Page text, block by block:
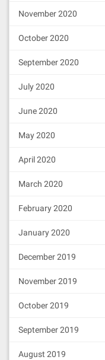
November 2020
October 2020
September 2020
July 2020
June 2020
May 2020
April 2020
March 2020
February 2020
January 2020
December 2019
November 2019
October 2019
September 2019
August 2019